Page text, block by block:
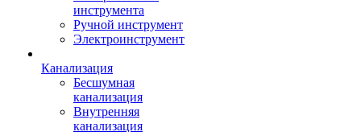
инструмента
Ручной инструмент
Электроинструмент
Канализация
Бесшумная
канализация
Внутренняя
канализация